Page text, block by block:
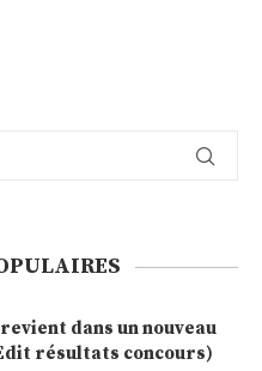
dans un nouveau
résultats concours)